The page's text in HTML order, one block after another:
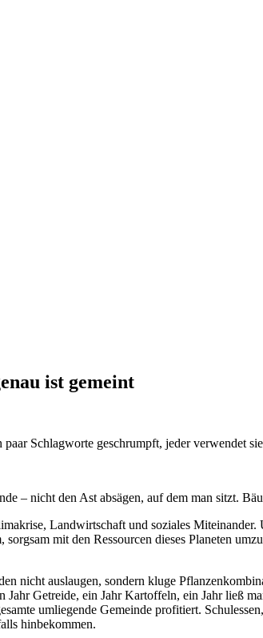
ist gemeint
Schlagworte geschrumpft, jeder verwendet
– nicht den Ast absägen, auf dem man sitzt.
Landwirtschaft und soziales
mit den Ressourcen dieses Planeten
nicht auslaugen, sondern kluge
Jahr Getreide, ein Jahr Kartoffeln, ein Jahr ließ
umliegende Gemeinde profitiert.
hinbekommen.